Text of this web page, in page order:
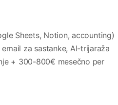
Sheets, Notion, accounting)
za sastanke, AI-trijaraža
+ 300-800€ mesečno per